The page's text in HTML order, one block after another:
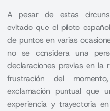
A pesar de estas
evitado que el piloto
de puntos en varias
no se considera una
declaraciones previas en la
frustración del
exclamación puntual que
experiencia y trayectoria